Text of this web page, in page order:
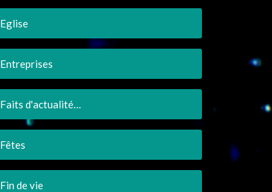
Eglise
Entreprises
Faits d'actualité…
Fêtes
Fin de vie